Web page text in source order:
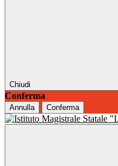
Chiudi
Conferma
Annulla Conferma